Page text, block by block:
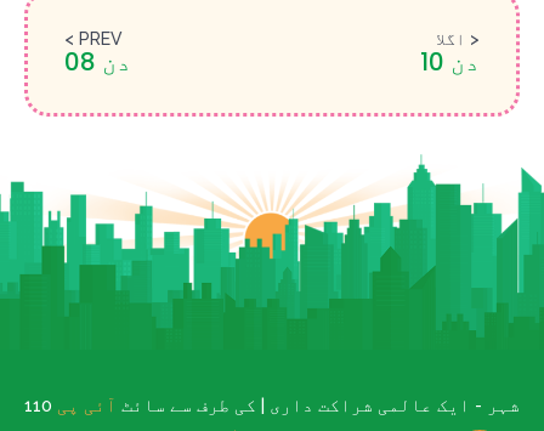
< PREV
دن 08
اگلا >
دن 10
110 شہر - ایک عالمی شراکت داری | کی طرف سے سائٹ آئی پی